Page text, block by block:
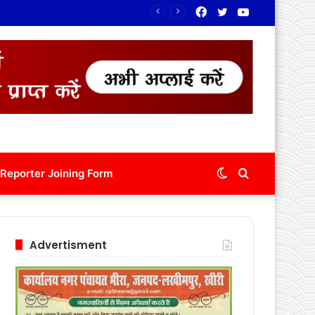
YouTube
Twitter
Facebook
Reporter Joining Form Switch
skin
Advertisment